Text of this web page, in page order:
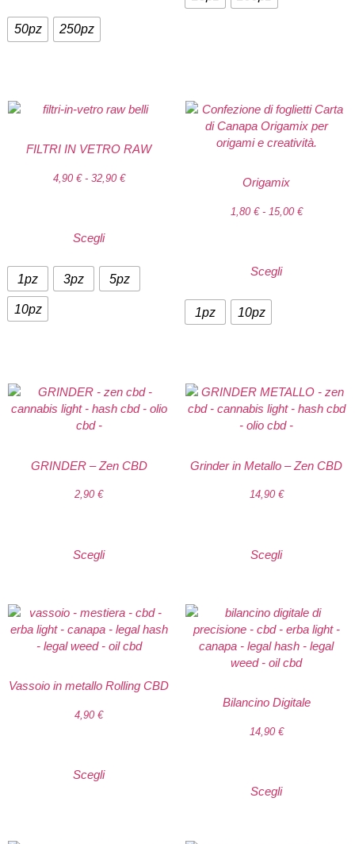
50pz 250pz
FILTRI IN VETRO RAW
4,90 € - 32,90 €
Scegli
1pz 3pz 5pz
10pz
Origamix
1,80 € - 15,00 €
Scegli
1pz 10pz
GRINDER – Zen CBD
2,90 €
Scegli
Grinder in Metallo – Zen CBD
14,90 €
Scegli
Vassoio in metallo Rolling CBD
4,90 €
Scegli
Bilancino Digitale
14,90 €
Scegli